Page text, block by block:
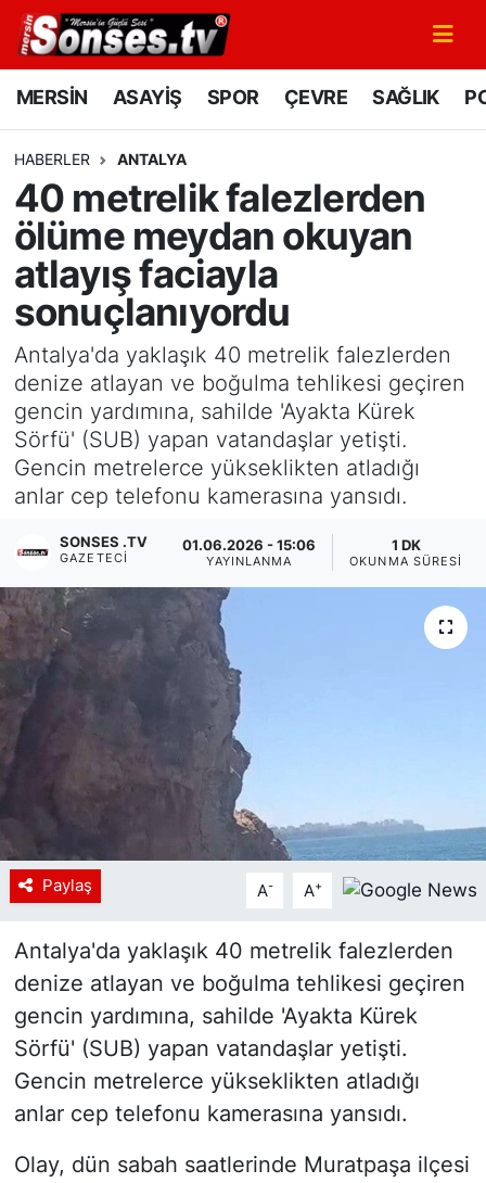
MERSİN ASAYİŞ SPOR ÇEVRE SAĞLIK
HABERLER ANTALYA
40 metrelik falezlerden
ölüme meydan okuyan
atlayış faciayla
sonuçlanıyordu
Antalya'da yaklaşık 40 metrelik falezlerden
denize atlayan ve boğulma tehlikesi geçiren
gencin yardımına, sahilde 'Ayakta Kürek
Sörfü' (SUB) yapan vatandaşlar yetişti.
Gencin metrelerce yükseklikten atladığı
anlar cep telefonu kamerasına yansıdı.
SONSES .TV
GAZETECI
01.06.2026 - 15:06
YAYINLANMA
1 DK
OKUNMA SÜRESI
Paylaş A- A+
Antalya'da yaklaşık 40 metrelik falezlerden
denize atlayan ve boğulma tehlikesi geçiren
gencin yardımına, sahilde 'Ayakta Kürek
Sörfü' (SUB) yapan vatandaşlar yetişti.
Gencin metrelerce yükseklikten atladığı
anlar cep telefonu kamerasına yansıdı.
Olay, dün sabah saatlerinde Muratpaşa ilçesi
MERSİN
SPOR
GÜNÜN MANŞETİ
DÜNYA
KÜLTÜR - SANAT
MAGAZİN
SAĞLIK
Haberde insan
Tanıtım
Mersin Nöbetçi Eczaneler
Mersin Namaz Vakitleri
Mersin Trafik Yoğunluk Haritası
Süper Lig Puan Durumu ve Fikstür
Tüm Manşetler
Son Dakika Haberleri
Haber Arşivi